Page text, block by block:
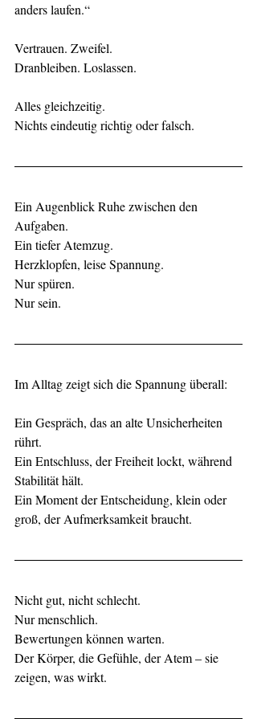
anders laufen.“
Vertrauen. Zweifel.
Dranbleiben. Loslassen.
Alles gleichzeitig.
Nichts eindeutig richtig oder falsch.
Ein Augenblick Ruhe zwischen den
Aufgaben.
Ein tiefer Atemzug.
Herzklopfen, leise Spannung.
Nur spüren.
Nur sein.
Im Alltag zeigt sich die Spannung überall:
Ein Gespräch, das an alte Unsicherheiten
rührt.
Ein Entschluss, der Freiheit lockt, während
Stabilität hält.
Ein Moment der Entscheidung, klein oder
groß, der Aufmerksamkeit braucht.
Nicht gut, nicht schlecht.
Nur menschlich.
Bewertungen können warten.
Der Körper, die Gefühle, der Atem – sie
zeigen, was wirkt.